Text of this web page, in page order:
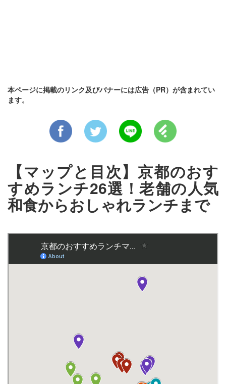
本ページに掲載のリンク及びバナーには広告（PR）が含まれてい
ます。
【マップと目次】京都のおす
すめランチ26選！老舗の人気
和食からおしゃれランチまで